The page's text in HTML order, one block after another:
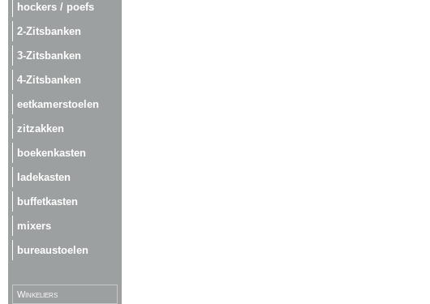
hockers / poefs
2-Zitsbanken
3-Zitsbanken
4-Zitsbanken
eetkamerstoelen
zitzakken
boekenkasten
ladekasten
buffetkasten
mixers
bureaustoelen
Winkeliers